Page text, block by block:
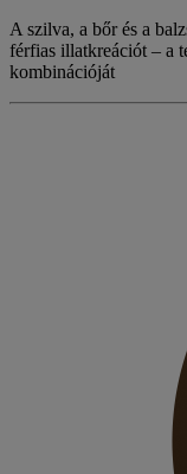
A szilva, a bőrés a
férfias illatkreációt – a
kombinációját